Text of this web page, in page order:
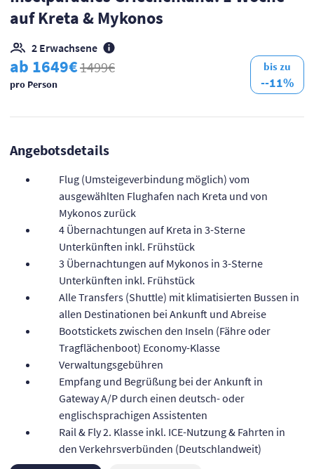
auf Kreta & Mykonos
2 Erwachsene
ab 1649€1499€
pro Person
bis zu
--11%
Angebotsdetails
Flug (Umsteigeverbindung möglich) vom
ausgewählten Flughafen nach Kreta und von
Mykonos zurück
4 Übernachtungen auf Kreta in 3-Sterne
Unterkünften inkl. Frühstück
3 Übernachtungen auf Mykonos in 3-Sterne
Unterkünften inkl. Frühstück
Alle Transfers (Shuttle) mit klimatisierten Bussen in
allen Destinationen bei Ankunft und Abreise
Bootstickets zwischen den Inseln (Fähre oder
Tragflächenboot) Economy-Klasse
Verwaltungsgebühren
Empfang und Begrüßung bei der Ankunft in
Gateway A/P durch einen deutsch- oder
englischsprachigen Assistenten
Rail & Fly 2. Klasse inkl. ICE-Nutzung & Fahrten in
den Verkehrsverbünden (Deutschlandweit)